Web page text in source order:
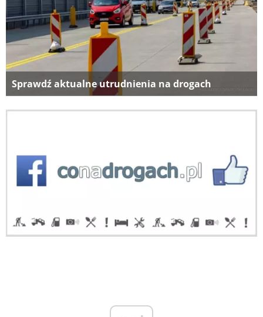
Sprawdź aktualne utrudnienia na drogach